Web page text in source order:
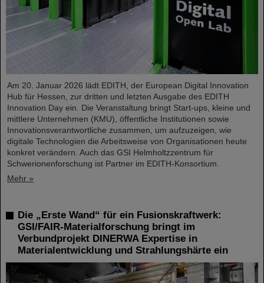
Am 20. Januar 2026 lädt EDITH, der European Digital Innovation
Hub für Hessen, zur dritten und letzten Ausgabe des EDITH
Innovation Day ein. Die Veranstaltung bringt Start-ups, kleine und
mittlere Unternehmen (KMU), öffentliche Institutionen sowie
Innovationsverantwortliche zusammen, um aufzuzeigen, wie
digitale Technologien die Arbeitsweise von Organisationen heute
konkret verändern. Auch das GSI Helmholtzzentrum für
Schwerionenforschung ist Partner im EDITH-Konsortium.
Mehr »
Die „Erste Wand“ für ein Fusionskraftwerk:
GSI/FAIR-Materialforschung bringt im
Verbundprojekt DINERWA Expertise in
Materialentwicklung und Strahlungshärte ein